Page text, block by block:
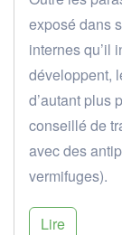
exposé dans
internes qu’il
développent,
d’autant plus
conseillé de
avec des
vermifuges).
Lire